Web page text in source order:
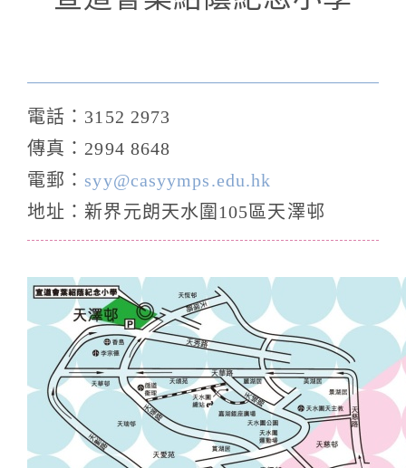
電話：3152 2973
傳真：2994 8648
電郵： syy@casyymps.edu.hk
地址：新界元朗天水圍105區天澤邨